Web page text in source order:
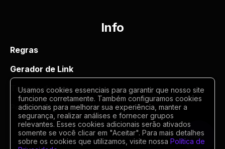
Info
Regras
Gerador de Link
Termos de uso
Politica de privacidade
Usamos cookies essenciais para garantir que nosso site
funcione corretamente. Também configuramos cookies
adicionais para melhorar sua experiência, manter a
segurança, realizar análises e fornecer grupos
relevantes. Esses cookies adicionais serão ativados
somente se você clicar em "Aceitar". Para mais detalhes
sobre os cookies que utilizamos, visite nossa Política de